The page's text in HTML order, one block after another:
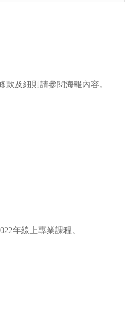
及細則請參閱海報內容。
年線上專業課程。